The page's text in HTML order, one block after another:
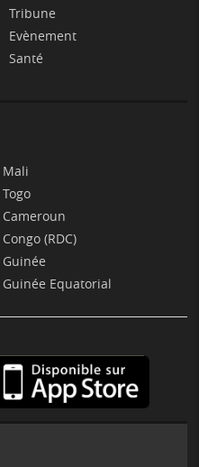
Tribune
Evènement
Santé
Mali
Togo
Cameroun
Congo (RDC)
Guinée
Guinée Equatorial